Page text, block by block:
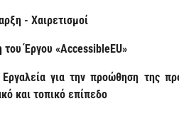
- Χαιρετισμοί
του Έργου «AccessibleEU»
Εργαλεία για την προώθηση της
και τοπικό επίπεδο